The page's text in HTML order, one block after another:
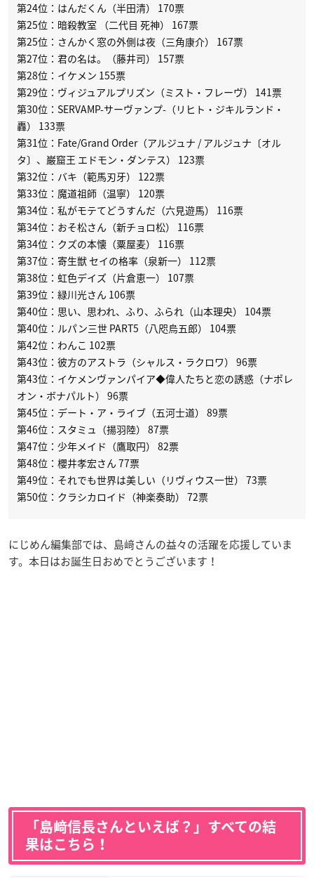
第24位：はんだくん（半田清） 170票
第25位：暗殺教室 （二代目 死神） 167票
第25位：さんかく窓の外側は夜（三角康介） 167票
第27位：君の名は。（藤井司） 157票
第28位：イケメン 155票
第29位：ヴィジュアルプリズン（ミスト・フレーヴ） 141票
第30位：SERVAMP-サーヴァンプ-（リヒト・ジキルランド・
轟） 133票
第31位：Fate/Grand Order（アルジュナ / アルジュナ〔オル
タ〕、巌窟王 エドモン・ダンテス） 123票
第32位：バキ（範馬刃牙） 122票
第33位：魔道祖師（温寧） 120票
第34位：私がモテてどうすんだ（六見遊馬） 116票
第34位：おそ松さん（新チョロ松） 116票
第34位：クズの本懐（粟屋麦） 116票
第37位：寄生獣 セイの格率（泉新一） 112票
第38位：虹色デイズ（片倉恵一） 107票
第39位：緑川光さん 106票
第40位：思い、思われ、ふり、ふられ（山本理央） 104票
第40位：ルパン三世 PART5（八咫烏五郎） 104票
第42位：わんこ 102票
第43位：彼方のアストラ（シャルス・ラクロワ） 96票
第43位：イケメンヴァンパイア◆偉人たちと恋の誘惑（ナポレ
オン・ボナパルト） 96票
第45位：デート・ア・ライブ（五河士道） 89票
第46位：スタミュ（揚羽陸） 87票
第47位：少年メイド（鷹取円） 82票
第48位：櫻井孝宏さん 77票
第49位：それでも世界は美しい（リヴィウス一世） 73票
第50位：クラシカロイド（神楽奏助） 72票
にじめん編集部では、島﨑さんの益々の活躍を応援していま
す。本日はお誕生日おめでとうございます！
「島﨑信長さんといえば？」すべての結
果はこちら！